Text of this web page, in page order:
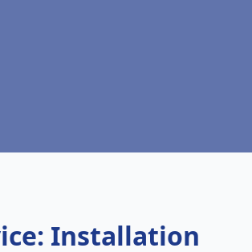
Installation